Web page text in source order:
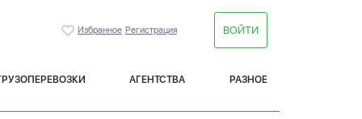
Избранное Регистрация ВОЙТИ
АГЕНТСТВА РАЗНОЕ